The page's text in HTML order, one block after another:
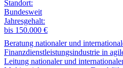
Standort:
Bundesweit
Jahresgehalt:
bis 150.000 €
Beratung nationaler und
Finanzdienstleistungsindustrie in
Leitung nationaler und